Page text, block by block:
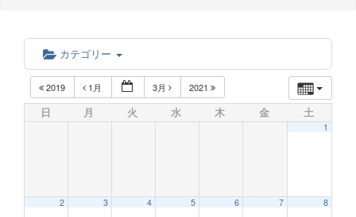
カテゴリー
2019 1月 3月 2021
日 月 火 水 木 金 土
1
2 3 4 5 6 7 8